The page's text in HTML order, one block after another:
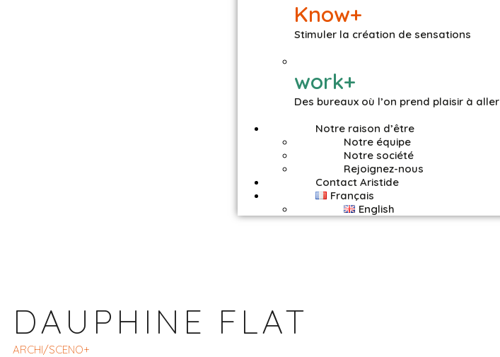
Know+
Stimuler la création de sensations
work+
Des bureaux où l’on prend plaisir à aller
Notre raison d’être
Notre équipe
Notre société
Rejoignez-nous
Contact Aristide
Français
English
DAUPHINE FLAT
ARCHI/SCENO+